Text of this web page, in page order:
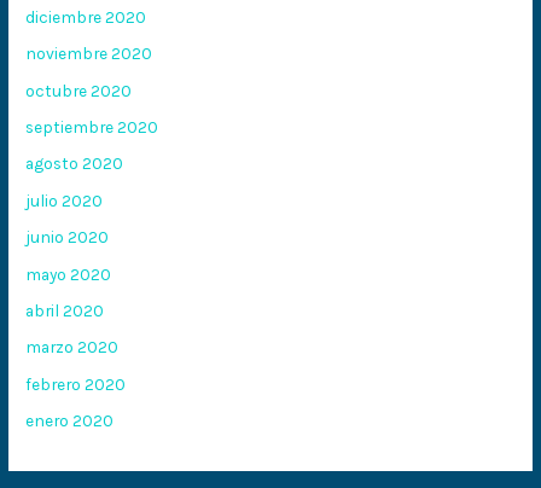
diciembre 2020
noviembre 2020
octubre 2020
septiembre 2020
agosto 2020
julio 2020
junio 2020
mayo 2020
abril 2020
marzo 2020
febrero 2020
enero 2020